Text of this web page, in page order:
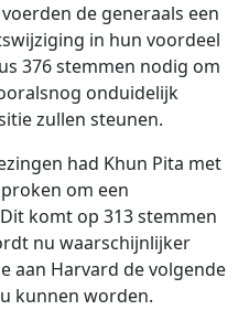
de generaals een
in hun voordeel
376 stemmen nodig om
onduidelijk
zullen steunen.
had Khun Pita met
om een
komt op 313 stemmen
nu waarschijnlijker
aan Harvard de volgende
kunnen worden.